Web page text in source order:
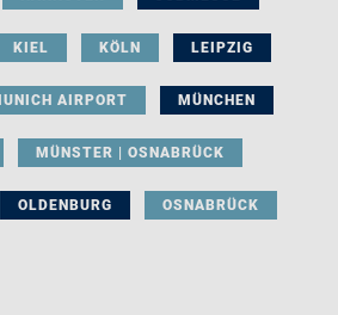
KIEL KÖLN LEIPZIG
AIRPORT MÜNCHEN
MÜNSTER | OSNABRÜCK
OLDENBURG OSNABRÜCK